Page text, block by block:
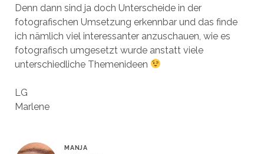
Denn dann sind ja doch Unterscheide in der
fotografischen Umsetzung erkennbar und das finde
ich nämlich viel interessanter anzuschauen, wie es
fotografisch umgesetzt wurde anstatt viele
unterschiedliche Themenideen
LG
Marlene
MANJA